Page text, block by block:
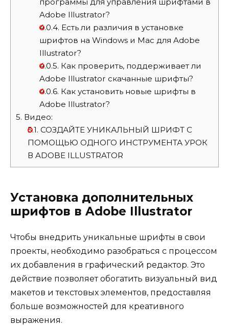
Adobe Illustrator?
4.0.4. Есть ли различия в установке
шрифтов на Windows и Mac для Adobe
Illustrator?
4.0.5. Как проверить, поддерживает ли
Adobe Illustrator скачанные шрифты?
4.0.6. Как установить новые шрифты в
Adobe Illustrator?
5. Видео:
5.1. СОЗДАЙТЕ УНИКАЛЬНЫЙ ШРИФТ С
ПОМОЩЬЮ ОДНОГО ИНСТРУМЕНТА УРОК
В ADOBE ILLUSTRATOR
Установка дополнительных
шрифтов в Adobe Illustrator
Чтобы внедрить уникальные шрифты в свои
проекты, необходимо разобраться с процессом
их добавления в графический редактор. Это
действие позволяет обогатить визуальный вид
макетов и текстовых элементов, предоставляя
больше возможностей для креативного
выражения.